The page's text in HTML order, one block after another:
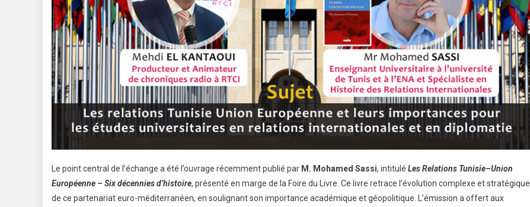
Le point central de l’échange a été l’ouvrage récemment publié par M. Mohamed Sassi, intitulé Les Relations Tunisie–Union
Européenne – Six décennies d’histoire, présenté en marge de la Foire du Livre. Ce livre retrace l’évolution complexe et stratégique
de ce partenariat euro-méditerranéen, en soulignant son importance académique et géopolitique. L’émission a offert aux